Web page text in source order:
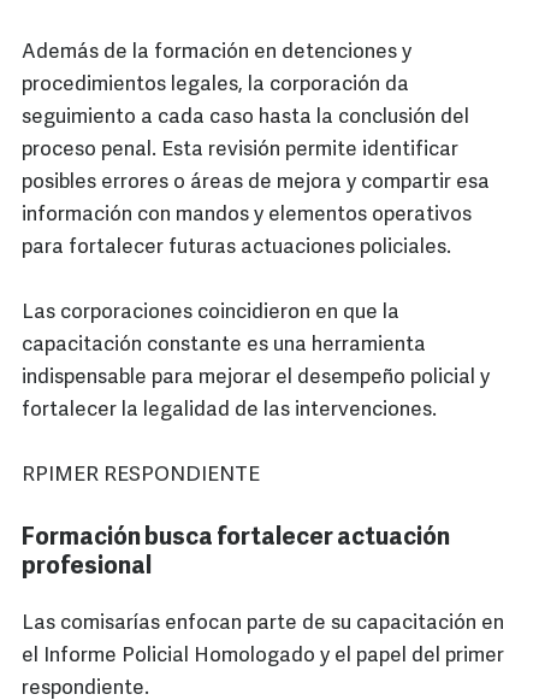
Además de la formación en detenciones y
procedimientos legales, la corporación da
seguimiento a cada caso hasta la conclusión del
proceso penal. Esta revisión permite identificar
posibles errores o áreas de mejora y compartir esa
información con mandos y elementos operativos
para fortalecer futuras actuaciones policiales.
Las corporaciones coincidieron en que la
capacitación constante es una herramienta
indispensable para mejorar el desempeño policial y
fortalecer la legalidad de las intervenciones.
RPIMER RESPONDIENTE
Formación busca fortalecer actuación
profesional
Las comisarías enfocan parte de su capacitación en
el Informe Policial Homologado y el papel del primer
respondiente.